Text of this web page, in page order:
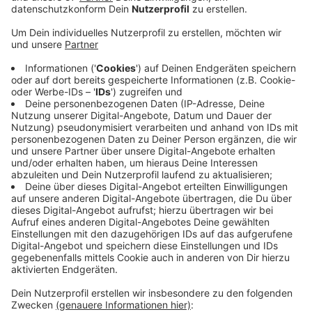
dafür notwendigen technischen Geräte.
Ursprünglich hat man schon Ende dieses Jahres
mit der mobilen Videobeobachtung beginnen
wollen. Damit soll an Schwerpunkten in der
StädteRegion Aachen, wo sich Straftaten häufen,
für mehr Sicherheit gesorgt werden.
Erste Einsatzorte sollen unter anderem Stolberg-
Mühle und der Alsdorfer Denkmalplatz sein.
Laut Polizeipräsident Weinspach trägt die
Videobeobachtung nicht nur dazu bei, Straftaten
aufzuklären, sondern sie kann Straftaten
womöglich auch verhindern.
Veröffentlicht:Freitag, 23.12.2022 07:33
Anzeige